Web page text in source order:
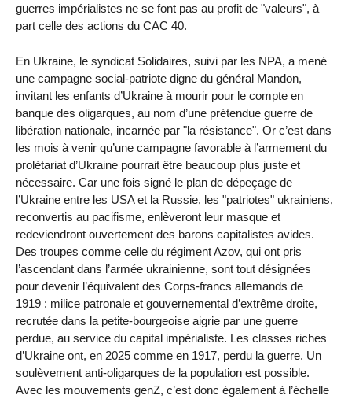
guerres impérialistes ne se font pas au profit de "valeurs", à
part celle des actions du CAC 40.
En Ukraine, le syndicat Solidaires, suivi par les NPA, a mené
une campagne social-patriote digne du général Mandon,
invitant les enfants d’Ukraine à mourir pour le compte en
banque des oligarques, au nom d’une prétendue guerre de
libération nationale, incarnée par "la résistance". Or c’est dans
les mois à venir qu’une campagne favorable à l’armement du
prolétariat d’Ukraine pourrait être beaucoup plus juste et
nécessaire. Car une fois signé le plan de dépeçage de
l’Ukraine entre les USA et la Russie, les "patriotes" ukrainiens,
reconvertis au pacifisme, enlèveront leur masque et
redeviendront ouvertement des barons capitalistes avides.
Des troupes comme celle du régiment Azov, qui ont pris
l’ascendant dans l’armée ukrainienne, sont tout désignées
pour devenir l’équivalent des Corps-francs allemands de
1919 : milice patronale et gouvernemental d’extrême droite,
recrutée dans la petite-bourgeoise aigrie par une guerre
perdue, au service du capital impérialiste. Les classes riches
d’Ukraine ont, en 2025 comme en 1917, perdu la guerre. Un
soulèvement anti-oligarques de la population est possible.
Avec les mouvements genZ, c’est donc également à l’échelle